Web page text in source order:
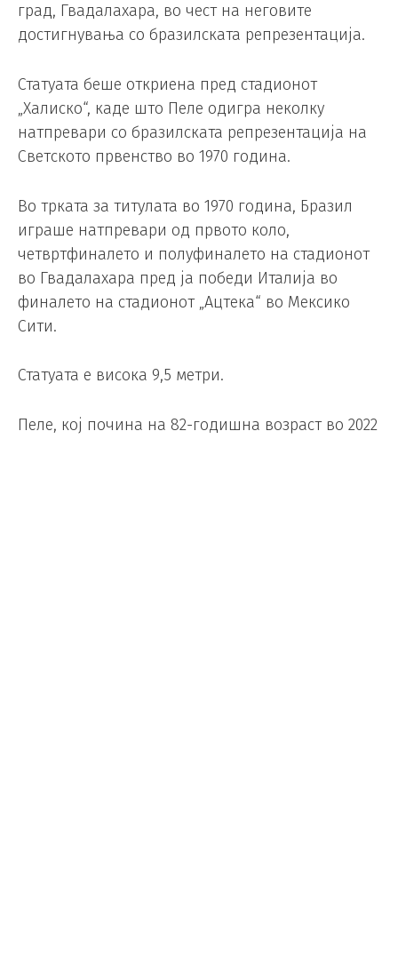
град, Гвадалахара, во чест на неговите
достигнувања со бразилската репрезентација.
Статуата беше откриена пред стадионот
„Халиско“, каде што Пеле одигра неколку
натпревари со бразилската репрезентација на
Светското првенство во 1970 година.
Во трката за титулата во 1970 година, Бразил
играше натпревари од првото коло,
четвртфиналето и полуфиналето на стадионот
во Гвадалахара пред ја победи Италија во
финалето на стадионот „Ацтека“ во Мексико
Сити.
Статуата е висока 9,5 метри.
Пеле, кој почина на 82-годишна возраст во 2022